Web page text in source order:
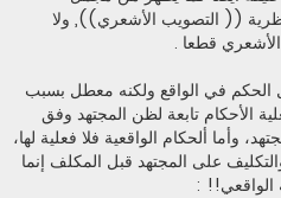
(( التصويب الأشعري)), ولا
قطعا .
الحكم في الواقع ولكنه معطل بسبب
الأحكام تابعة لظن المجتهد وفق
وأما ألحكام الواقعية فلا فعلية لها،
على المجتهد قبل المكلف إنما
: